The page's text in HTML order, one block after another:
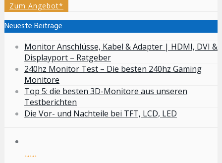
Zum Angebot*
Neueste Beiträge
Monitor Anschlüsse, Kabel & Adapter | HDMI, DVI &
Displayport – Ratgeber
240hz Monitor Test – Die besten 240hz Gaming
Monitore
Top 5: die besten 3D-Monitore aus unseren
Testberichten
Die Vor- und Nachteile bei TFT, LCD, LED